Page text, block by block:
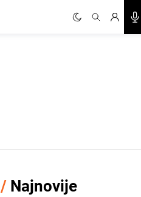
/ Najnovije